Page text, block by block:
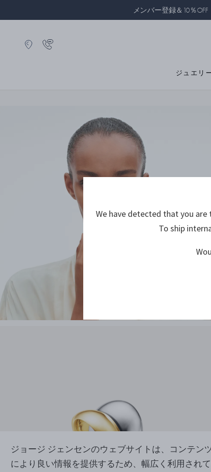
メンバー登録＆10％OFF
ジュエリ
ジョージ ジェンセンのウェブサイトは、コンテ
により良い情報を提供するため、幅広く利用され
We have detected that you
To ship